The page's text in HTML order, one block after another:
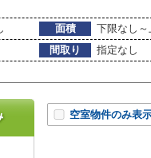
面積 下限なし～
間取り
指定なし
空室物件のみ表